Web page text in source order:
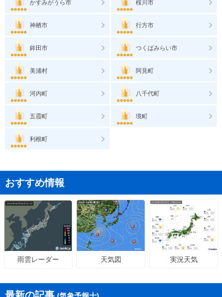
かすみがうら市 桜川市
神栖市 行方市
鉾田市 つくばみらい市
美浦村 阿見町
河内町 八千代町
五霞町 境町
利根町
おすすめ情報
雨雲レーダー 天気図 実況天気